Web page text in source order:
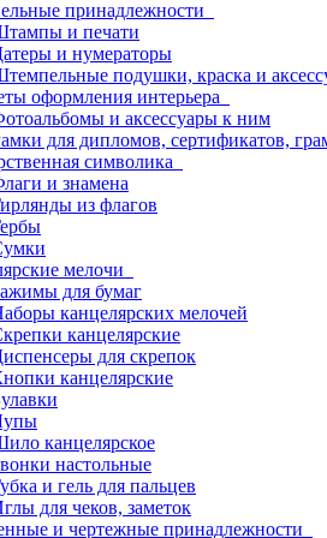
принадлежности
и печати
и нумераторы
подушки, краска и
оформления интерьера
и аксессуары к ним
для дипломов, сертификатов,
символика
и знамена
из флагов
мелочи
для бумаг
канцелярских мелочей
канцелярские
для скрепок
канцелярские
канцелярское
настольные
и гель для пальцев
для чеков, заметок
и чертежные принадлежности